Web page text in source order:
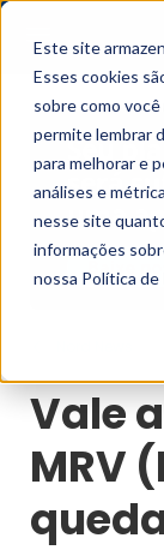
Este site
Esses cookies
sobre como
permite lembrar
para melhorar e
análises e
nesse site
informações
nossa Política de
Vale
MRV